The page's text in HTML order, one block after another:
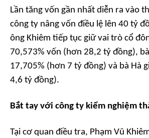
Lần tăng vốn gần nhất diễn ra vào
công ty nâng vốn điều lệ lên 40 tỷ
ông Khiêm tiếp tục giữ vai trò cổ
70,573% vốn (hơn 28,2 tỷ đồng),
17,705% (hơn 7 tỷ đồng) và bà Hà
4,6 tỷ đồng).
Bắt tay với công ty kiểm nghiệm
Tại cơ quan điều tra, Phạm Vũ